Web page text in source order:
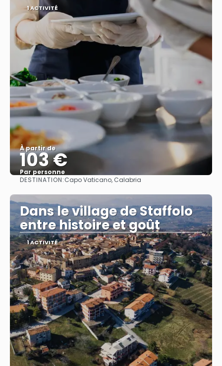
1 ACTIVITÉ
À partir de
103 €
Par personne
Afficher
DESTINATION:Capo Vaticano, Calabria
Dans le village de Staffolo
entre histoire et goût
1 ACTIVITÉ